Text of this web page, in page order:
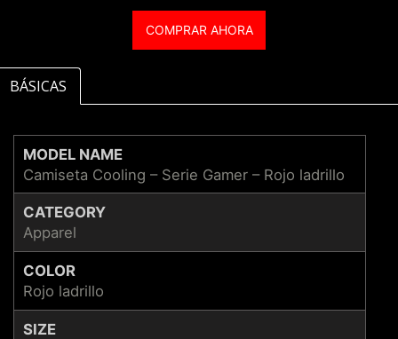
COMPRAR AHORA
BÁSICAS
MODEL NAME
Camiseta Cooling – Serie Gamer – Rojo ladrillo
CATEGORY
Apparel
COLOR
Rojo ladrillo
SIZE